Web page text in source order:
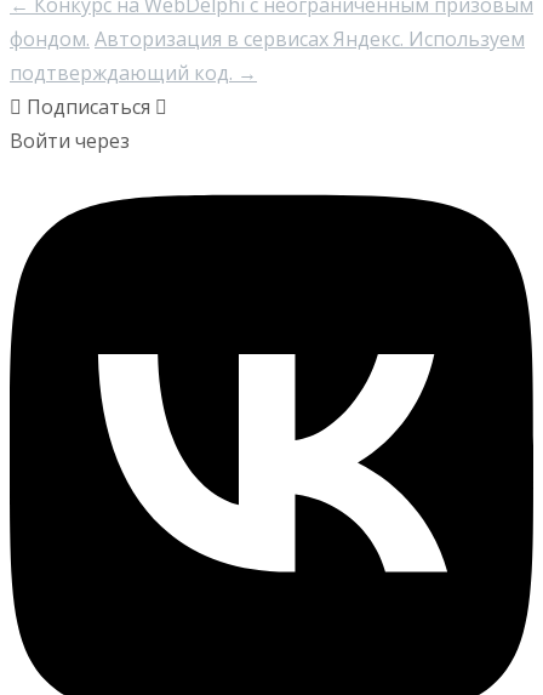
фондом. Авторизация в сервисах Яндекс. Используем
подтверждающий код. →
Подписаться
Войти через